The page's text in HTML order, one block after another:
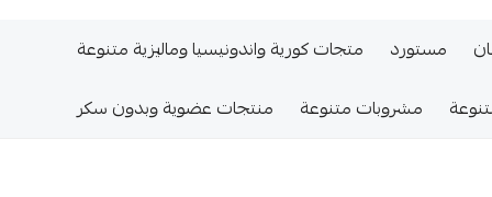
مستورد
متجات كورية واندونيسيا وماليزية متنوعة
مشروبات متنوعة منتجات عضوية وبدون سكر